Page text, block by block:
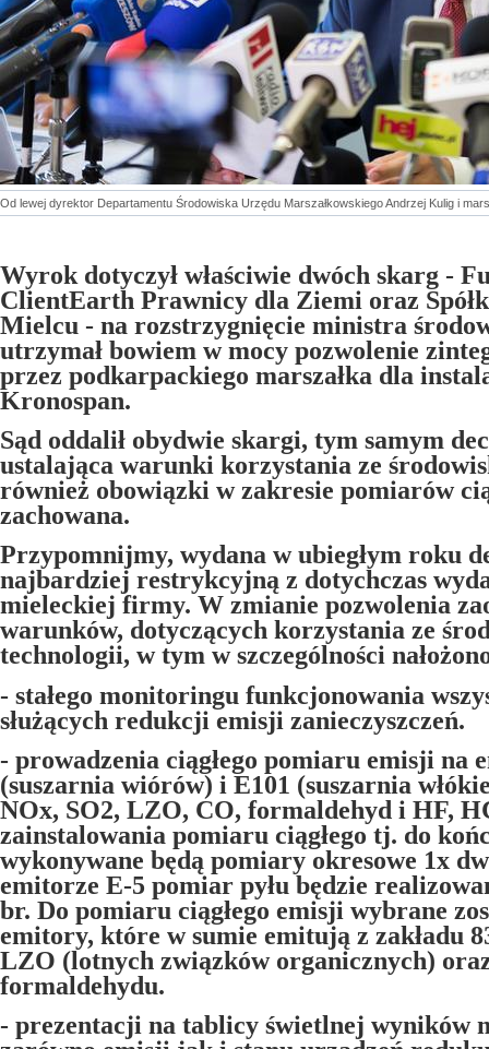
Od lewej dyrektor Departamentu Środowiska Urzędu Marszałkowskiego Andrzej Kulig i
Wyrok dotyczył właściwie dwóch skarg -
ClientEarth Prawnicy dla Ziemi oraz
Mielcu - na rozstrzygnięcie ministra
utrzymał bowiem w mocy pozwolenie
przez podkarpackiego marszałka dla
Kronospan.
Sąd oddalił obydwie skargi, tym samym
ustalająca warunki korzystania ze
również obowiązki w zakresie pomiarów
zachowana.
Przypomnijmy, wydana w ubiegłym roku
najbardziej restrykcyjną z dotychczas
mieleckiej firmy. W zmianie pozwolenia
warunków, dotyczących korzystania ze
technologii, w tym w szczególności
- stałego monitoringu funkcjonowania
służących redukcji emisji zanieczyszczeń.
- prowadzenia ciągłego pomiaru emisji na
(suszarnia wiórów) i E101 (suszarnia
NOx, SO2, LZO, CO, formaldehyd i HF,
zainstalowania pomiaru ciągłego tj. do
wykonywane będą pomiary okresowe 1x
emitorze E-5 pomiar pyłu będzie
br. Do pomiaru ciągłego emisji wybrane
emitory, które w sumie emitują z zakładu
LZO (lotnych związków organicznych)
formaldehydu.
- prezentacji na tablicy świetlnej wyników